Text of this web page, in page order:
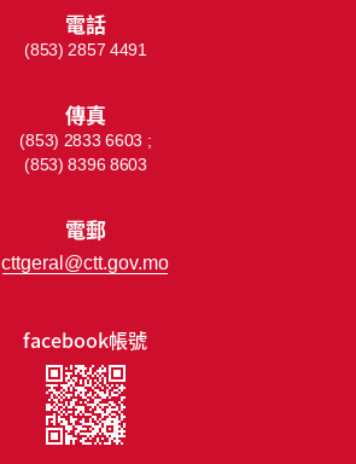
facebook帳號
電話
(853) 2857 4491
傳真
(853) 2833 6603 ;
(853) 8396 8603
電郵
cttgeral@ctt.gov.mo